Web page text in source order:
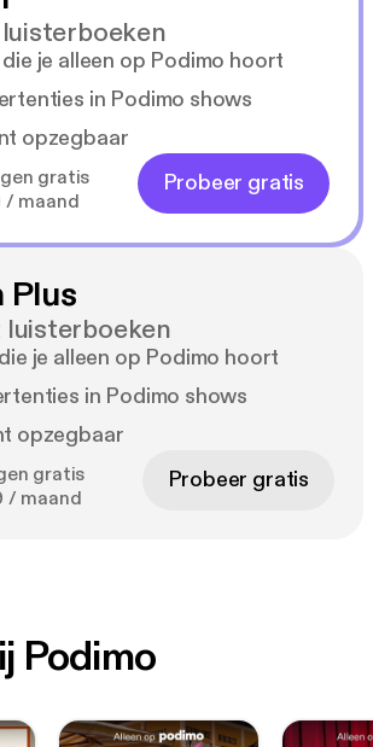
luisterboeken
je alleen op Podimo hoort
in Podimo shows
opzegbaar
gratis
/ maand
Probeer gratis
Plus
je alleen op Podimo hoort
in Podimo shows
opzegbaar
gratis
/ maand
Probeer gratis
Podimo